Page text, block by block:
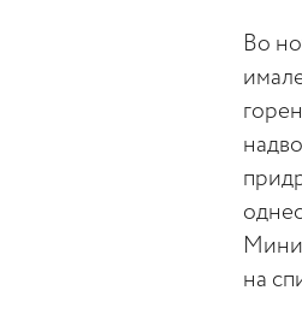
Во
на